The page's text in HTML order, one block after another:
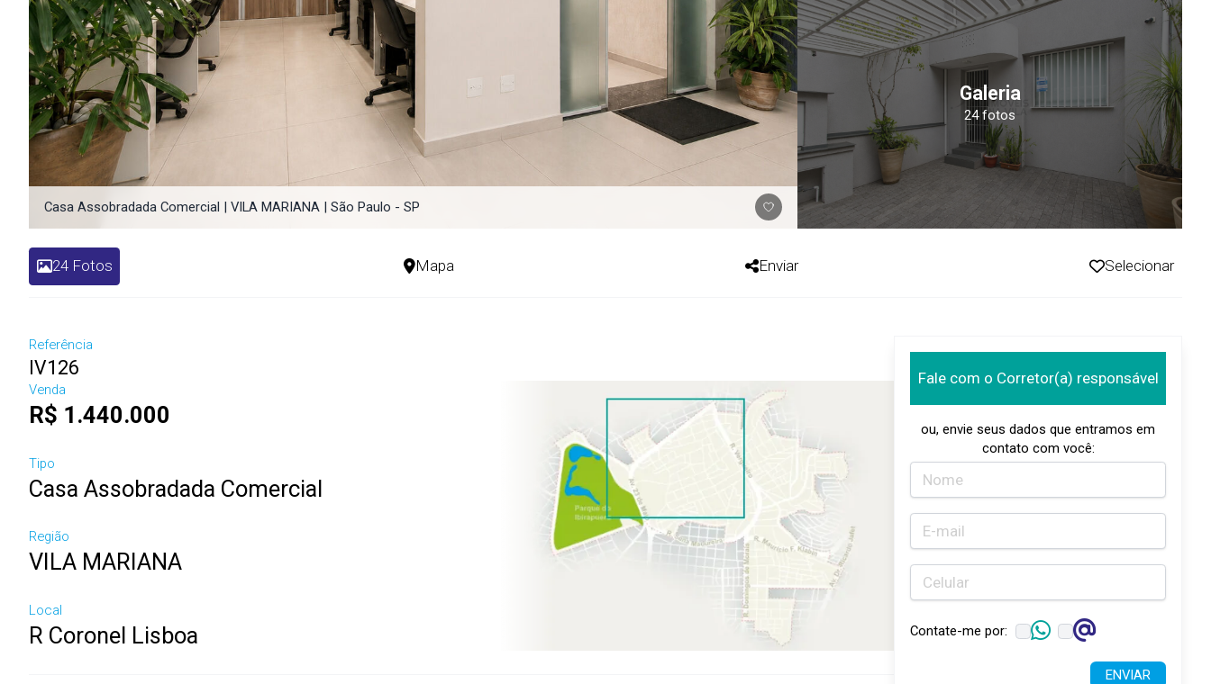
Casa Assobradada Comercial | VILA MARIANA | São Paulo - SP
Galeria
24 fotos
24 Fotos Mapa Enviar Selecionar
Referência
IV126
Venda
R$ 1.440.000
Tipo
Casa Assobradada Comercial
Região
VILA MARIANA
Local
R Coronel Lisboa
Fale com o Corretor(a) responsável
ou, envie seus dados que entramos em
contato com você:
Contate-me por:
ENVIAR